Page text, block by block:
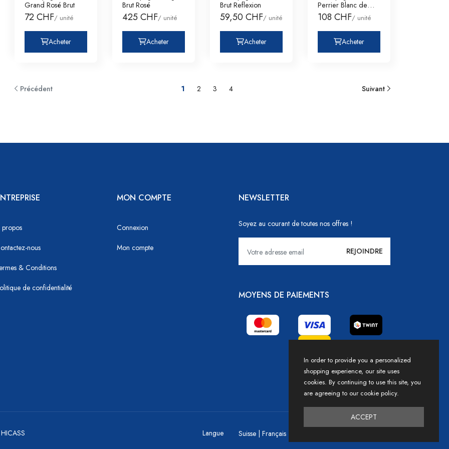
Grand Rosé Brut
72 CHF/ unité
Acheter
Brut Rosé
425 CHF/ unité
Acheter
Brut Reflexion
59,50 CHF/ unité
Acheter
Perrier Blanc de
Blanc Etui
108 CHF/ unité
Acheter
Précédent 1 2 3 4 Suivant
propos
nous
& Conditions
de confidentialité
MON COMPTE
Connexion
Mon compte
NEWSLETTER
Soyez au courant de toutes nos offres !
MOYENS DE PAIEMENTS
Langue
In order to provide you a personalized
shopping experience, our site uses
cookies. By continuing to use this site, you
are agreeing to our cookie policy.
ACCEPT